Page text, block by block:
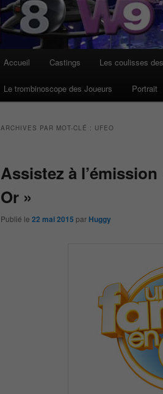
Accueil Castings Les coulisses
Le trombinoscope des Joueurs Portrait
ARCHIVES PAR MOT-CLÉ : UFEO
Assistez à
Or »
Publié le 22 mai 2015 par Huggy